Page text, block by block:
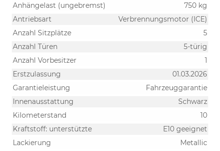
Anhängelast (ungebremst)
750 kg
Antriebsart
Verbrennungsmotor (ICE)
Anzahl Sitzplätze
5
Anzahl Türen
5-türig
Anzahl Vorbesitzer
1
Erstzulassung
01.03.2026
Garantieleistung
Fahrzeuggarantie
Innenausstattung
Schwarz
Kilometerstand
10
Kraftstoff: unterstützte
E10 geeignet
Lackierung
Metallic